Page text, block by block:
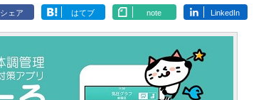
シェア はてブ note LinkedIn